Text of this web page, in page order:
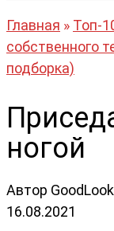
Главная » Топ-
собственного
подборка)
ногой
Автор
16.08.2021